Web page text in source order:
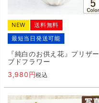
NEW
送料無料
最短当日発送可能
『純白のお供え花』プリザー
ブドフラワー
3,980
税込